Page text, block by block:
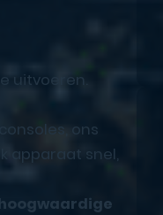
uitvoeren.
ons
apparaat snel,